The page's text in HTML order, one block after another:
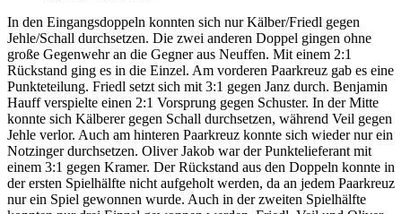
In den Eingangsdoppeln konnten sich nur Kälber/Friedl gegen
Jehle/Schall durchsetzen. Die zwei anderen Doppel gingen ohne
große Gegenwehr an die Gegner aus Neuffen. Mit einem 2:1
Rückstand ging es in die Einzel. Am vorderen Paarkreuz gab es eine
Punkteteilung. Friedl setzt sich mit 3:1 gegen Janz durch. Benjamin
Hauff verspielte einen 2:1 Vorsprung gegen Schuster. In der Mitte
konnte sich Kälberer gegen Schall durchsetzen, während Veil gegen
Jehle verlor. Auch am hinteren Paarkreuz konnte sich wieder nur ein
Notzinger durchsetzen. Oliver Jakob war der Punktelieferant mit
einem 3:1 gegen Kramer. Der Rückstand aus den Doppeln konnte in
der ersten Spielhälfte nicht aufgeholt werden, da an jedem Paarkreuz
nur ein Spiel gewonnen wurde. Auch in der zweiten Spielhälfte